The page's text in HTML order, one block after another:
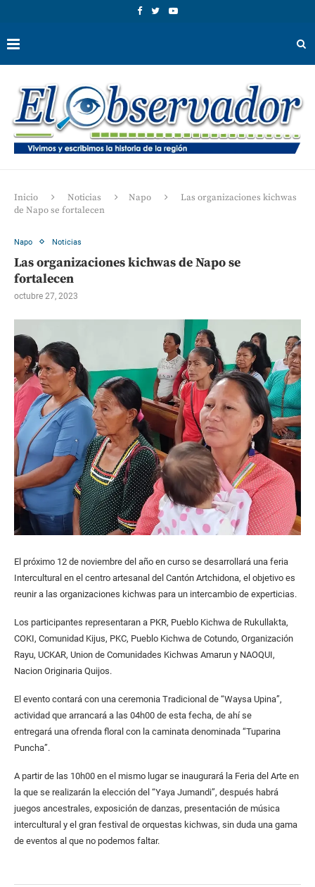
Inicio Noticias Napo
Las organizaciones kichwas
de Napo se fortalecen
Napo Noticias
Las organizaciones kichwas de Napo se
fortalecen
octubre 27, 2023
El próximo 12 de noviembre del año en curso se desarrollará una feria
Intercultural en el centro artesanal del Cantón Artchidona, el objetivo es
reunir a las organizaciones kichwas para un intercambio de experticias.
Los participantes representaran a PKR, Pueblo Kichwa de Rukullakta,
COKI, Comunidad Kijus, PKC, Pueblo Kichwa de Cotundo, Organización
Rayu, UCKAR, Union de Comunidades Kichwas Amarun y NAOQUI,
Nacion Originaria Quijos.
El evento contará con una ceremonia Tradicional de “Waysa Upina”,
actividad que arrancará a las 04h00 de esta fecha, de ahí se
entregará una ofrenda floral con la caminata denominada “Tuparina
Puncha”.
A partir de las 10h00 en el mismo lugar se inaugurará la Feria del Arte en
la que se realizarán la elección del “Yaya Jumandi”, después habrá
juegos ancestrales, exposición de danzas, presentación de música
intercultural y el gran festival de orquestas kichwas, sin duda una gama
de eventos al que no podemos faltar.